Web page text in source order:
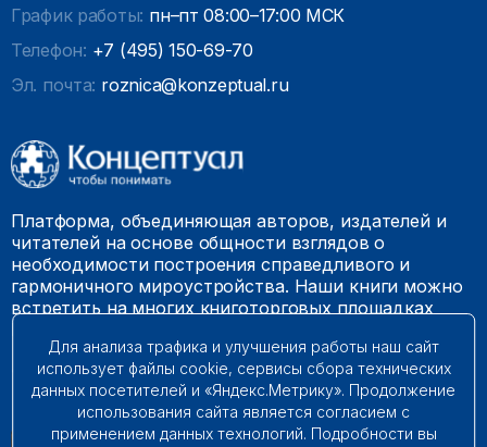
График работы: пн–пт 08:00–17:00 МСК
Телефон: +7 (495) 150-69-70
Эл. почта: roznica@konzeptual.ru
Платформа, объединяющая авторов, издателей и
читателей на основе общности взглядов о
необходимости построения справедливого и
гармоничного мироустройства. Наши книги можно
встретить на многих книготорговых площадках
© 2009 – 2026. Все права защищены.
Для анализа трафика и улучшения работы наш сайт
использует файлы cookie, сервисы сбора технических
данных посетителей и «Яндекс.Метрику». Продолжение
использования сайта является согласием с
применением данных технологий. Подробности вы